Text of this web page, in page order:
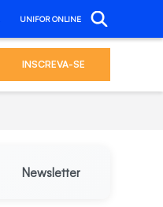
UNIFOR ONLINE
INSCREVA-SE
Newsletter